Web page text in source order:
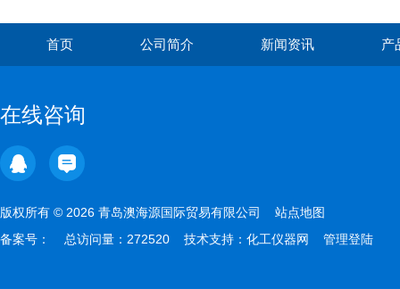
首页 公司简介 新闻资讯 产
在线咨询
版权所有 © 2026 青岛澳海源国际贸易有限公司 站点地图
备案号：
总访问量：272520 技术支持： 化工仪器网 管理登陆